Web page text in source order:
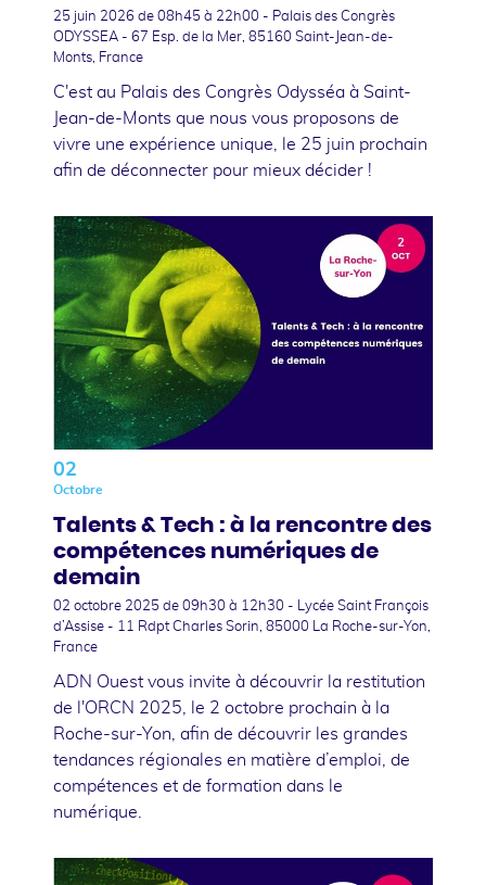
25 juin 2026 de 08h45 à 22h00 - Palais des Congrès
ODYSSEA - 67 Esp. de la Mer, 85160 Saint-Jean-de-
Monts, France
C'est au Palais des Congrès Odysséa à Saint-
Jean-de-Monts que nous vous proposons de
vivre une expérience unique, le 25 juin prochain
afin de déconnecter pour mieux décider !
02
Octobre
Talents & Tech : à la rencontre des
compétences numériques de
demain
02 octobre 2025 de 09h30 à 12h30 - Lycée Saint François
d’Assise - 11 Rdpt Charles Sorin, 85000 La Roche-sur-Yon,
France
ADN Ouest vous invite à découvrir la restitution
de l'ORCN 2025, le 2 octobre prochain à la
Roche-sur-Yon, afin de découvrir les grandes
tendances régionales en matière d’emploi, de
compétences et de formation dans le
numérique.